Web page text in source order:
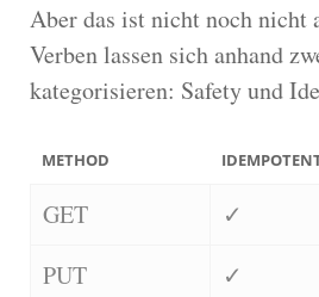
Aber das ist nicht noch nicht
Verben lassen sich anhand
kategorisieren: Safety und
METHOD
GET ✓
PUT
✓